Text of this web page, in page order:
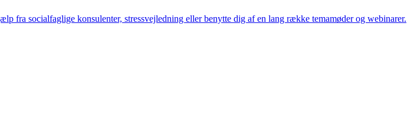
fra socialfaglige konsulenter, stressvejledning eller benytte dig af en lang række temamøder og webinarer.